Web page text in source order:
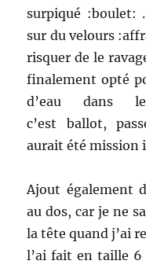
surpiqué :boulet:
sur du velours
risquer de le
finalement opté
d’eau dans
c’est ballot,
aurait été mission
Ajout également
au dos, car je ne
la tête quand j’ai
l’ai fait en taille 6